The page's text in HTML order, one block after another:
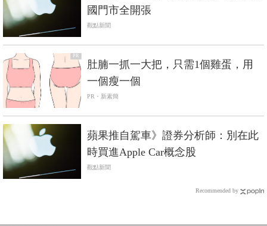
國門市全開張
觀點新聞
PR
肚腩一抓一大把，只需1個雞蛋，用
一個瘦一個
PR・新素簡
蘋果推自駕車》證券分析師：別在此
時買進Apple Car概念股
觀點新聞
Recommended by